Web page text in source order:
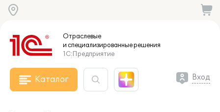
Отраслевые
и специализированныерешения
1С:Предприятие
Каталог Вход